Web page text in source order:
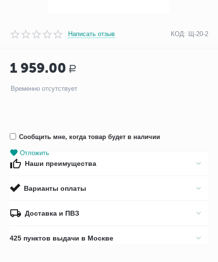
Написать отзыв КОД: Щ-20-2
1 959.00 Р
Временно отсутствует
Сообщить мне, когда товар будет в наличии
Отложить
Наши преимущества
Варианты оплаты
Доставка и ПВЗ
425 пунктов выдачи в Москве